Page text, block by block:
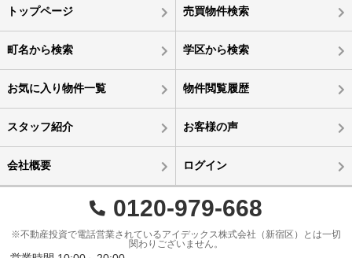
トップページ 売買物件検索
町名から検索 学区から検索
お気に入り物件一覧 物件閲覧履歴
スタッフ紹介 お客様の声
会社概要 ログイン
0120-979-668
※不動産投資で電話営業されているアイデックス株式会社（新宿区）とは一切
関わりございません。